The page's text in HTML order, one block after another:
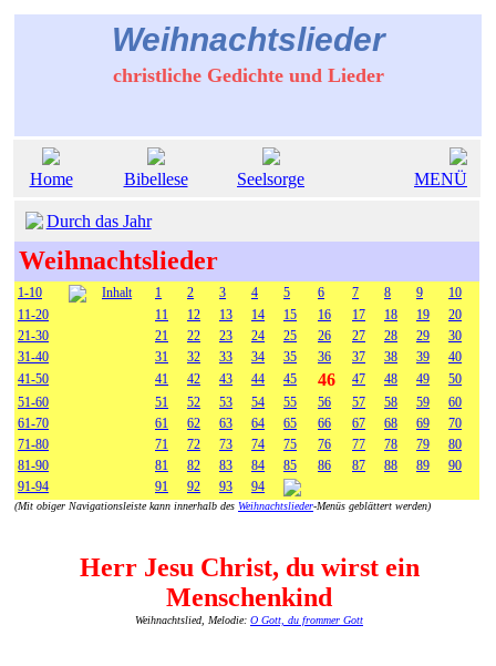
Weihnachtslieder
christliche Gedichte und Lieder
Home Bibellese Seelsorge MENÜ
Durch das Jahr
Weihnachtslieder
1-10 Inhalt 1 2 3 4 5 6 7 8 9
10
11-20
11 12 13 14 15 16 17 18 19
20
21-30
21 22 23 24 25 26 27 28 29
30
31-40
31 32 33 34 35 36 37 38 39
40
41-50
41 42 43 44 45 46 47 48 49
50
51-60
51 52 53 54 55 56 57 58 59
60
61-70
61 62 63 64 65 66 67 68 69
70
71-80
71 72 73 74 75 76 77 78 79
80
81-90
81 82 83 84 85 86 87 88 89
90
91-94
91 92 93 94
(Mit obiger Navigationsleiste kann innerhalb des Weihnachtslieder-Menüs geblättert werden)
Herr Jesu Christ, du wirst ein
Menschenkind
Weihnachtslied, Melodie: O Gott, du frommer Gott